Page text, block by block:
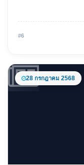
กฎหมาย
06 มกราคม 2568
#6
28 กรกฎาคม 2568